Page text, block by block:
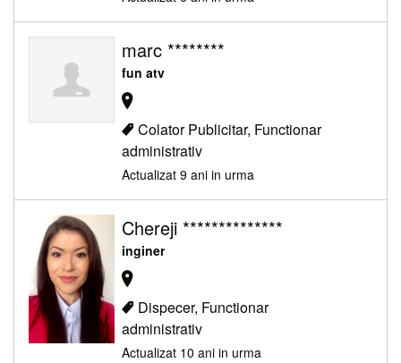
marc ********
fun atv
Colator Publicitar, Functionar
administrativ
Actualizat 9 ani in urma
Chereji **************
inginer
Dispecer, Functionar
administrativ
Actualizat 10 ani in urma